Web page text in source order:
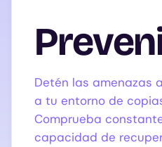
Detén las amenazas
a tu entorno de
Comprueba
capacidad de